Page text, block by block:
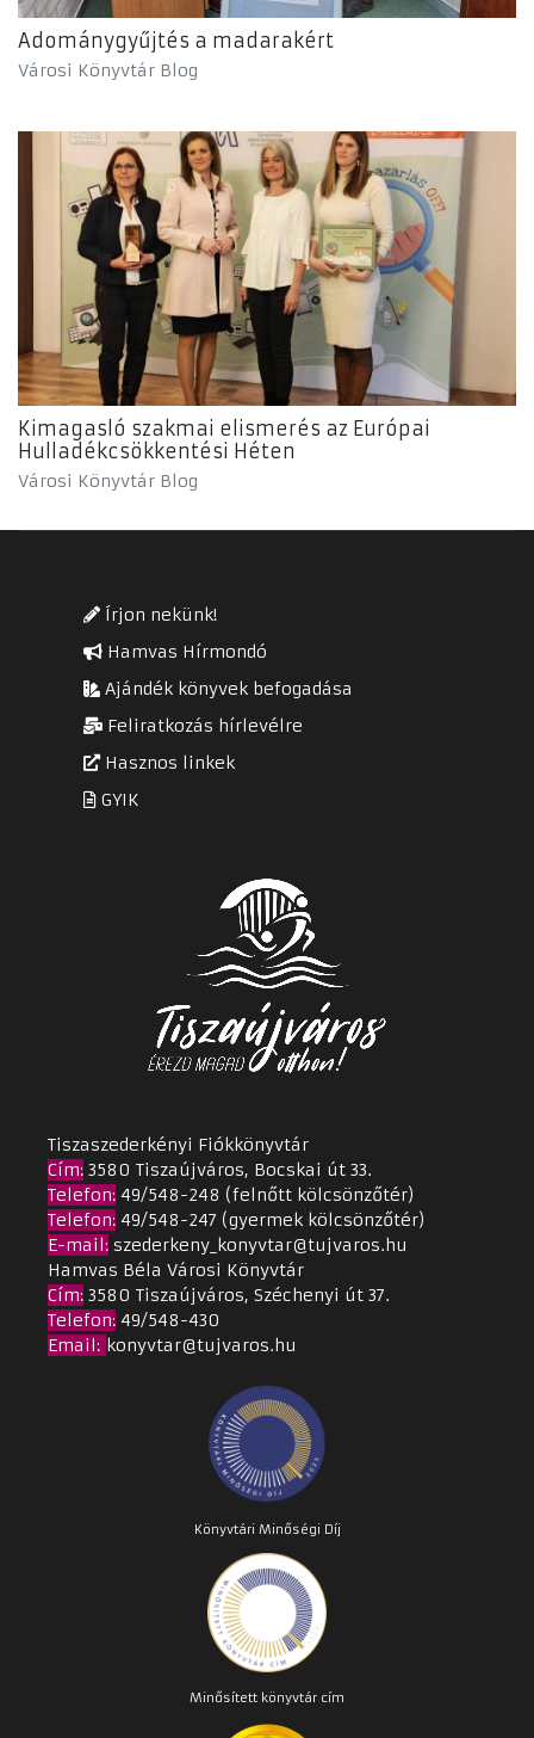
Adománygyűjtés a madarakért
Városi Könyvtár Blog
Kimagasló szakmai elismerés az Európai
Hulladékcsökkentési Héten
Városi Könyvtár Blog
Írjon nekünk!
Hamvas Hírmondó
Ajándék könyvek befogadása
Feliratkozás hírlevélre
Hasznos linkek
GYIK
Tiszaszederkényi Fiókkönyvtár
Cím: 3580 Tiszaújváros, Bocskai út 33.
Telefon: 49/548-248 (felnőtt kölcsönzőtér)
Telefon: 49/548-247 (gyermek kölcsönzőtér)
E-mail: szederkeny_konyvtar@tujvaros.hu
Hamvas Béla Városi Könyvtár
Cím: 3580 Tiszaújváros, Széchenyi út 37.
Telefon: 49/548-430
Email: konyvtar@tujvaros.hu
Könyvtári Minőségi Díj
Minősített könyvtár cím